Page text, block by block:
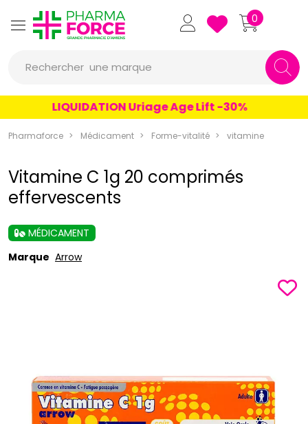
Pharmaforce Grande Pharmacie
0
Rechercher une marque
un produit
LIQUIDATION Uriage Age Lift -30%
Pharmaforce Médicament Forme-vitalité vitamine
Vitamine C 1g 20 comprimés
effervescents
MÉDICAMENT
Marque Arrow